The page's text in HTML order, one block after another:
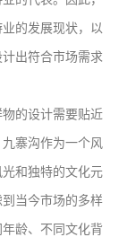
的发展现状，以
出符合市场需求
的设计需要贴近
寨沟作为一个风
和独特的文化元
当今市场的多样
龄、不同文化背